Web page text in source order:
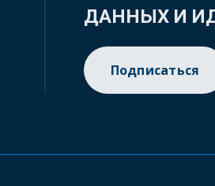
ДАННЫХ И
Подписаться